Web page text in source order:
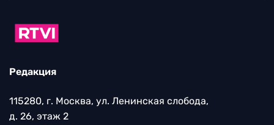
Редакция
115280, г. Москва, ул. Ленинская слобода,
д. 26, этаж 2